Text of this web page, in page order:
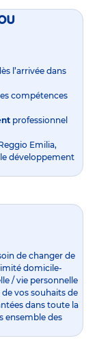
l’arrivée dans
compétences
professionnel
Emilia,
développement
de changer de
domicile-
/ vie personnelle
vos souhaits de
dans toute la
ensemble des